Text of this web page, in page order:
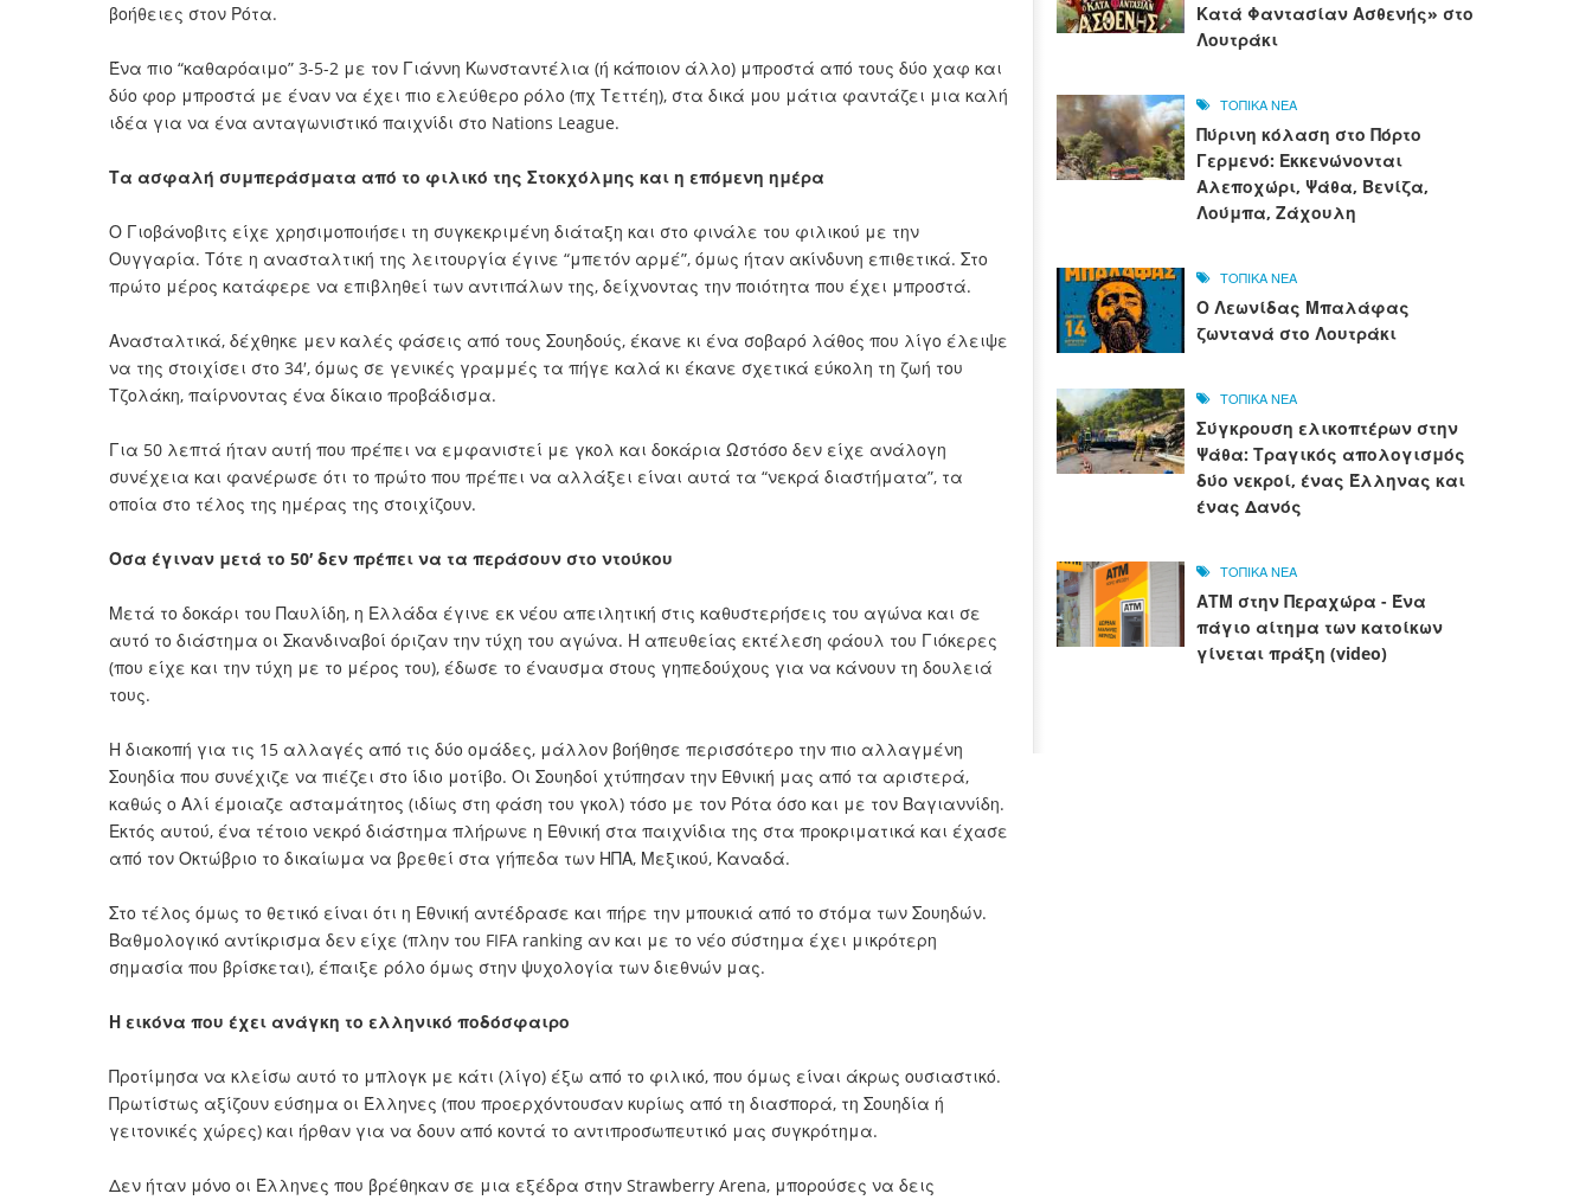
βοήθειες στον Ρότα.
Ένα πιο “καθαρόαιμο” 3-5-2 με τον Γιάννη Κωνσταντέλια (ή κάποιον άλλο) μπροστά από τους δύο χαφ και
δύο φορ μπροστά με έναν να έχει πιο ελεύθερο ρόλο (πχ Τεττέη), στα δικά μου μάτια φαντάζει μια καλή
ιδέα για να ένα ανταγωνιστικό παιχνίδι στο Nations League.
Τα ασφαλή συμπεράσματα από το φιλικό της Στοκχόλμης και η επόμενη ημέρα
Ο Γιοβάνοβιτς είχε χρησιμοποιήσει τη συγκεκριμένη διάταξη και στο φινάλε του φιλικού με την
Ουγγαρία. Τότε η ανασταλτική της λειτουργία έγινε “μπετόν αρμέ”, όμως ήταν ακίνδυνη επιθετικά. Στο
πρώτο μέρος κατάφερε να επιβληθεί των αντιπάλων της, δείχνοντας την ποιότητα που έχει μπροστά.
Ανασταλτικά, δέχθηκε μεν καλές φάσεις από τους Σουηδούς, έκανε κι ένα σοβαρό λάθος που λίγο έλειψε
να της στοιχίσει στο 34′, όμως σε γενικές γραμμές τα πήγε καλά κι έκανε σχετικά εύκολη τη ζωή του
Τζολάκη, παίρνοντας ένα δίκαιο προβάδισμα.
Για 50 λεπτά ήταν αυτή που πρέπει να εμφανιστεί με γκολ και δοκάρια Ωστόσο δεν είχε ανάλογη
συνέχεια και φανέρωσε ότι το πρώτο που πρέπει να αλλάξει είναι αυτά τα “νεκρά διαστήματα”, τα
οποία στο τέλος της ημέρας της στοιχίζουν.
Όσα έγιναν μετά το 50′ δεν πρέπει να τα περάσουν στο ντούκου
Μετά το δοκάρι του Παυλίδη, η Ελλάδα έγινε εκ νέου απειλητική στις καθυστερήσεις του αγώνα και σε
αυτό το διάστημα οι Σκανδιναβοί όριζαν την τύχη του αγώνα. Η απευθείας εκτέλεση φάουλ του Γιόκερες
(που είχε και την τύχη με το μέρος του), έδωσε το έναυσμα στους γηπεδούχους για να κάνουν τη δουλειά
τους.
Η διακοπή για τις 15 αλλαγές από τις δύο ομάδες, μάλλον βοήθησε περισσότερο την πιο αλλαγμένη
Σουηδία που συνέχιζε να πιέζει στο ίδιο μοτίβο. Οι Σουηδοί χτύπησαν την Εθνική μας από τα αριστερά,
καθώς ο Αλί έμοιαζε ασταμάτητος (ιδίως στη φάση του γκολ) τόσο με τον Ρότα όσο και με τον Βαγιαννίδη.
Εκτός αυτού, ένα τέτοιο νεκρό διάστημα πλήρωνε η Εθνική στα παιχνίδια της στα προκριματικά και έχασε
από τον Οκτώβριο το δικαίωμα να βρεθεί στα γήπεδα των ΗΠΑ, Μεξικού, Καναδά.
Στο τέλος όμως το θετικό είναι ότι η Εθνική αντέδρασε και πήρε την μπουκιά από το στόμα των Σουηδών.
Βαθμολογικό αντίκρισμα δεν είχε (πλην του FIFA ranking αν και με το νέο σύστημα έχει μικρότερη
σημασία που βρίσκεται), έπαιξε ρόλο όμως στην ψυχολογία των διεθνών μας.
Η εικόνα που έχει ανάγκη το ελληνικό ποδόσφαιρο
Προτίμησα να κλείσω αυτό το μπλογκ με κάτι (λίγο) έξω από το φιλικό, που όμως είναι άκρως ουσιαστικό.
Πρωτίστως αξίζουν εύσημα οι Έλληνες (που προερχόντουσαν κυρίως από τη διασπορά, τη Σουηδία ή
γειτονικές χώρες) και ήρθαν για να δουν από κοντά το αντιπροσωπευτικό μας συγκρότημα.
Δεν ήταν μόνο οι Έλληνες που βρέθηκαν σε μια εξέδρα στην Strawberry Arena, μπορούσες να δεις
Κατά Φαντασίαν Ασθενής» στο
Λουτράκι
ΤΟΠΙΚΑ ΝΕΑ
Πύρινη κόλαση στο Πόρτο
Γερμενό: Εκκενώνονται
Αλεποχώρι, Ψάθα, Βενίζα,
Λούμπα, Ζάχουλη
ΤΟΠΙΚΑ ΝΕΑ
Ο Λεωνίδας Μπαλάφας
ζωντανά στο Λουτράκι
ΤΟΠΙΚΑ ΝΕΑ
Σύγκρουση ελικοπτέρων στην
Ψάθα: Τραγικός απολογισμός
δύο νεκροί, ένας Έλληνας και
ένας Δανός
ΤΟΠΙΚΑ ΝΕΑ
ΑΤΜ στην Περαχώρα - Ένα
πάγιο αίτημα των κατοίκων
γίνεται πράξη (video)